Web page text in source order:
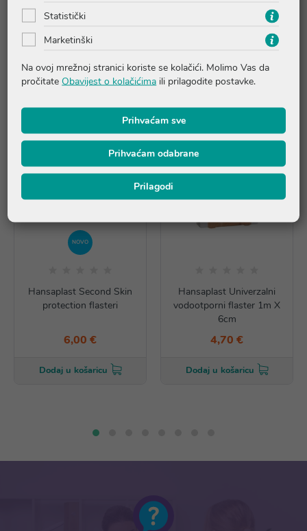
Recenzije
Proizvodi iz iste linije
NOVO
Hansaplast Second Skin
protection flasteri
6,00 €
Dodaj u košaricu
Hansaplast Univerzalni
vodootporni flaster 1m X
6cm
4,70 €
Dodaj u košaricu
Statistički
Marketinški
Na ovoj mrežnoj stranici koriste se kolačići. Molimo Vas da
pročitate Obavijest o kolačićima ili prilagodite postavke.
Prihvaćam sve
Prihvaćam odabrane
Prilagodi